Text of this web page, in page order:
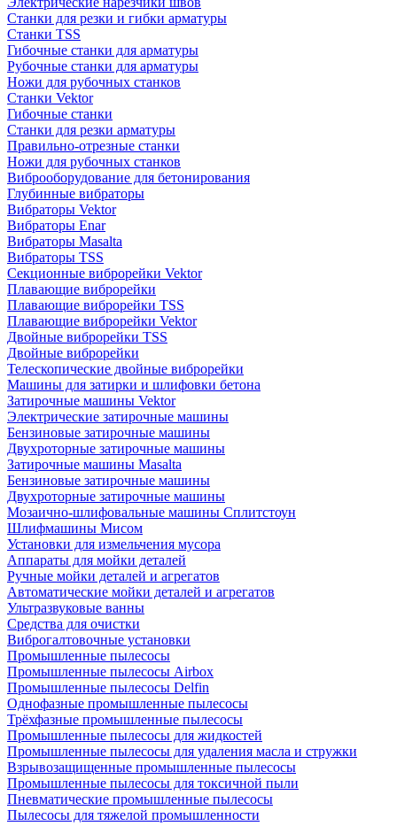
Станки для резки и гибки арматуры
Станки TSS
Гибочные станки для арматуры
Рубочные станки для арматуры
Ножи для рубочных станков
Станки Vektor
Гибочные станки
Станки для резки арматуры
Правильно-отрезные станки
Ножи для рубочных станков
Виброоборудование для бетонирования
Глубинные вибраторы
Вибраторы Vektor
Вибраторы Enar
Вибраторы Masalta
Вибраторы TSS
Секционные виброрейки Vektor
Плавающие виброрейки
Плавающие виброрейки TSS
Плавающие виброрейки Vektor
Двойные виброрейки TSS
Двойные виброрейки
Телескопические двойные виброрейки
Машины для затирки и шлифовки бетона
Затирочные машины Vektor
Электрические затирочные машины
Бензиновые затирочные машины
Двухроторные затирочные машины
Затирочные машины Masalta
Бензиновые затирочные машины
Двухроторные затирочные машины
Мозаично-шлифовальные машины Сплитстоун
Шлифмашины Мисом
Установки для измельчения мусора
Аппараты для мойки деталей
Ручные мойки деталей и агрегатов
Автоматические мойки деталей и агрегатов
Ультразвуковые ванны
Средства для очистки
Виброгалтовочные установки
Промышленные пылесосы
Промышленные пылесосы Airbox
Промышленные пылесосы Delfin
Однофазные промышленные пылесосы
Трёхфазные промышленные пылесосы
Промышленные пылесосы для жидкостей
Промышленные пылесосы для удаления масла и стружки
Взрывозащищенные промышленные пылесосы
Промышленные пылесосы для токсичной пыли
Пневматические промышленные пылесосы
Пылесосы для тяжелой промышленности